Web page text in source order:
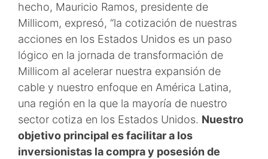
hecho, Mauricio Ramos, presidente de
Millicom, expresó, “la cotización de nuestras
acciones en los Estados Unidos es un paso
lógico en la jornada de transformación de
Millicom al acelerar nuestra expansión de
cable y nuestro enfoque en América Latina,
una región en la que la mayoría de nuestro
sector cotiza en los Estados Unidos. Nuestro
objetivo principal es facilitar a los
inversionistas la compra y posesión de